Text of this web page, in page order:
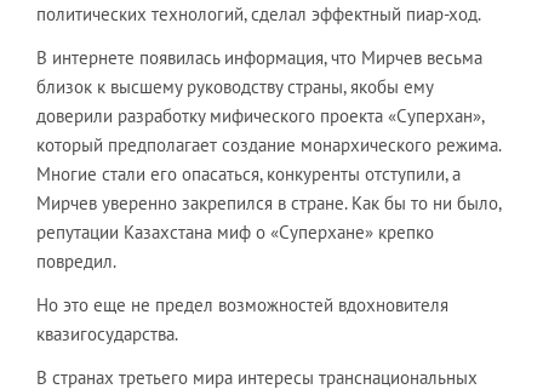
политических технологий, сделал эффектный пиар-ход.
В интернете появилась информация, что Мирчев весьма
близок к высшему руководству страны, якобы ему
доверили разработку мифического проекта «Суперхан»,
который предполагает создание монархического режима.
Многие стали его опасаться, конкуренты отступили, а
Мирчев уверенно закрепился в стране. Как бы то ни было,
репутации Казахстана миф о «Суперхане» крепко
повредил.
Но это еще не предел возможностей вдохновителя
квазигосударства.
В странах третьего мира интересы транснациональных